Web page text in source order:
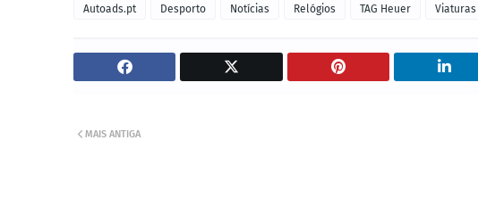
Autoads.pt Desporto Notícias Relógios TAG Heuer Viaturas
MAIS ANTIGA